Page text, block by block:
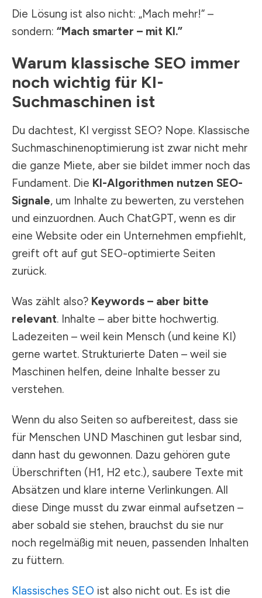
Die Lösung ist also nicht: „Mach mehr!“ –
sondern: “Mach smarter – mit KI.”
Warum klassische SEO immer
noch wichtig für KI-
Suchmaschinen ist
Du dachtest, KI vergisst SEO? Nope. Klassische
Suchmaschinenoptimierung ist zwar nicht mehr
die ganze Miete, aber sie bildet immer noch das
Fundament. Die KI-Algorithmen nutzen SEO-
Signale, um Inhalte zu bewerten, zu verstehen
und einzuordnen. Auch ChatGPT, wenn es dir
eine Website oder ein Unternehmen empfiehlt,
greift oft auf gut SEO-optimierte Seiten
zurück.
Was zählt also? Keywords – aber bitte
relevant. Inhalte – aber bitte hochwertig.
Ladezeiten – weil kein Mensch (und keine KI)
gerne wartet. Strukturierte Daten – weil sie
Maschinen helfen, deine Inhalte besser zu
verstehen.
Wenn du also Seiten so aufbereitest, dass sie
für Menschen UND Maschinen gut lesbar sind,
dann hast du gewonnen. Dazu gehören gute
Überschriften (H1, H2 etc.), saubere Texte mit
Absätzen und klare interne Verlinkungen. All
diese Dinge musst du zwar einmal aufsetzen –
aber sobald sie stehen, brauchst du sie nur
noch regelmäßig mit neuen, passenden Inhalten
zu füttern.
Klassisches SEO ist also nicht out. Es ist die